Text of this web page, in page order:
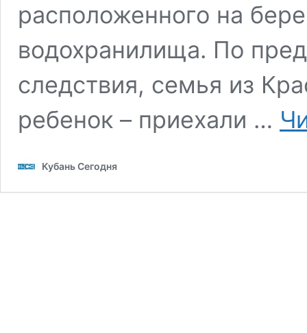
расположенного на
водохранилища. По
следствия, семья из
ребенок – приехали …
Кубань Сегодня